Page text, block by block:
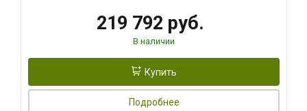
219 792 руб.
В наличии
Купить
Подробнее